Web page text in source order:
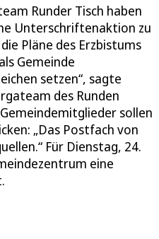
Runder Tisch haben
Unterschriftenaktion zu
Pläne des Erzbistums
Gemeinde
setzen“, sagte
des Runden
sollen
„Das Postfach von
Für Dienstag, 24.
eine